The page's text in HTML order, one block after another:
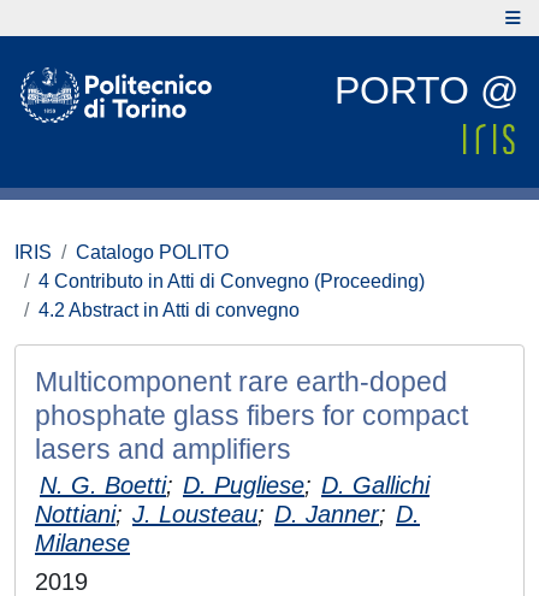
PORTO @
IRIS
Catalogo POLITO
4 Contributo in Atti di Convegno (Proceeding)
4.2 Abstract in Atti di convegno
Multicomponent rare earth-doped
phosphate glass fibers for compact
lasers and amplifiers
N. G. Boetti; D. Pugliese; D. Gallichi
Nottiani; J. Lousteau; D. Janner; D.
Milanese
2019